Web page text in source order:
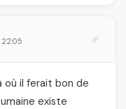
22:05
où il ferait bon de
existe